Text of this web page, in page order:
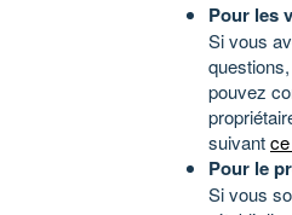
Pour les
Si vous
pouvez
suivant
Pour le
Si vous